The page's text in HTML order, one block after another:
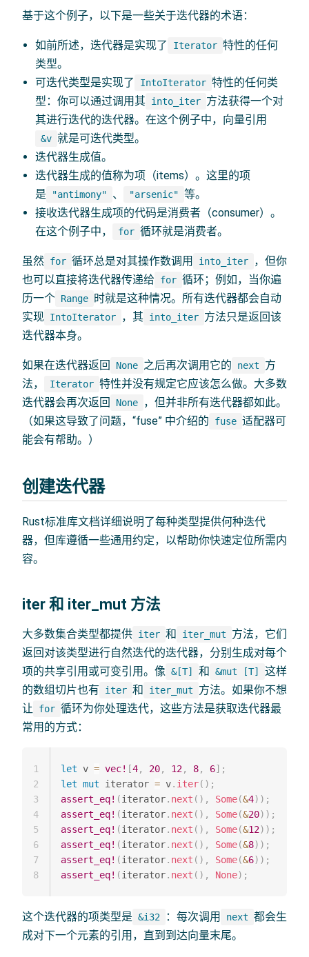
基于这个例子，以下是一些关于迭代器的术语：
如前所述，迭代器是实现了 Iterator 特性的任何
类型。
可迭代类型是实现了
IntoIterator 特性的任何类
型：你可以通过调用其 into_iter 方法获得一个对
其进行迭代的迭代器。在这个例子中，向量引用
&v 就是可迭代类型。
迭代器生成值。
迭代器生成的值称为项（items）。这里的项
是
"antimony" 、 "arsenic" 等。
接收迭代器生成项的代码是消费者（consumer）。
在这个例子中，
for 循环就是消费者。
虽然 for 循环总是对其操作数调用 into_iter
，但你
也可以直接将迭代器传递给
for 循环；例如，当你遍
历一个 Range 时就是这种情况。所有迭代器都会自动
实现 IntoIterator ，其 into_iter 方法只是返回该
迭代器本身。
如果在迭代器返回 None 之后再次调用它的 next
方
法，
Iterator 特性并没有规定它应该怎么做。大多数
迭代器会再次返回
None
，但并非所有迭代器都如此。
（如果这导致了问题，“fuse” 中介绍的
fuse 适配器可
能会有帮助。）
创建迭代器
Rust标准库文档详细说明了每种类型提供何种迭代
器，但库遵循一些通用约定，以帮助你快速定位所需内
容。
iter 和 iter_mut 方法
大多数集合类型都提供 iter 和 iter_mut
方法，它们
返回对该类型进行自然迭代的迭代器，分别生成对每个
项的共享引用或可变引用。像 &[T] 和 &mut [T]
这样
的数组切片也有
iter 和 iter_mut
方法。如果你不想
让
for 循环为你处理迭代，这些方法是获取迭代器最
常用的方式：
let v = vec! [4, 20, 12, 8, 6] ;
let mut iterator = v. iter( ) ;
assert_eq! (iterator. next ( ) , Some(&4) ) ;
assert_eq! (iterator. next ( ) , Some(&20) ) ;
assert_eq! (iterator. next ( ) , Some(&12) ) ;
assert_eq! (iterator. next ( ) , Some(&8) ) ;
assert_eq! (iterator. next ( ) , Some(&6) ) ;
assert_eq! (iterator. next ( ) , None) ;
1
2
3
4
5
6
7
8
这个迭代器的项类型是 &i32 ：每次调用 next 都会生
成对下一个元素的引用，直到到达向量末尾。